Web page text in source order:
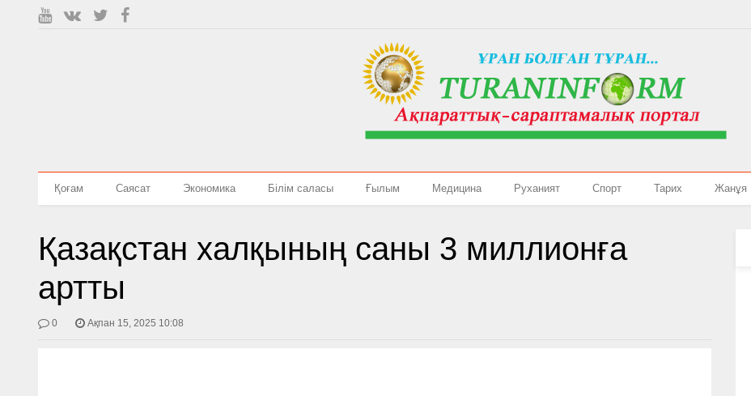
Қоғам Саясат Экономика Білім саласы Ғылым Медицина Руханият Спорт Тарих Жанұя
Қазақстан халқының саны 3 миллионға
артты
0 Ақпан 15, 2025 10:08